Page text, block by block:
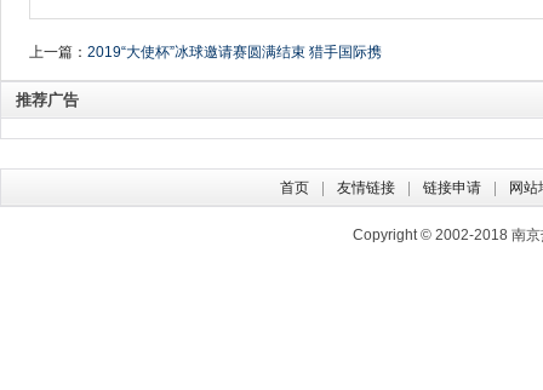
上一篇： 2019“大使杯”冰球邀请赛圆满结束 猎手国际携
手各国球队致敬祖国生日
推荐广告
首页 友情链接 链接申请 网站
Copyright © 2002-2018 南